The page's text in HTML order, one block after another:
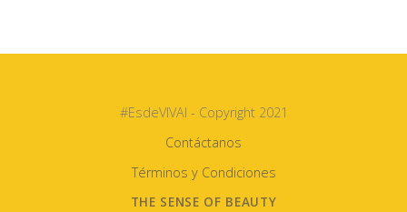
#EsdeVIVAI - Copyright 2021
Contáctanos
Términos y Condiciones
THE SENSE OF BEAUTY